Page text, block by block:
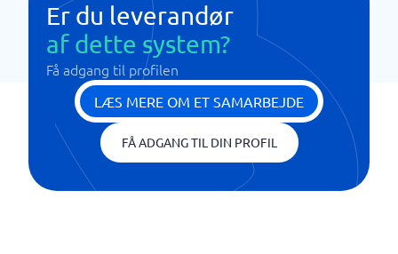
Er du leverandør
af dette system?
Få adgang til profilen
LÆS MERE OM ET SAMARBEJDE
FÅ ADGANG TIL DIN PROFIL